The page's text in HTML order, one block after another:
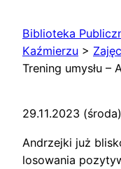
Biblioteka
Kaźmierzu >
Trening umysłu –
29.11.2023 (środa)
Andrzejki już
losowania